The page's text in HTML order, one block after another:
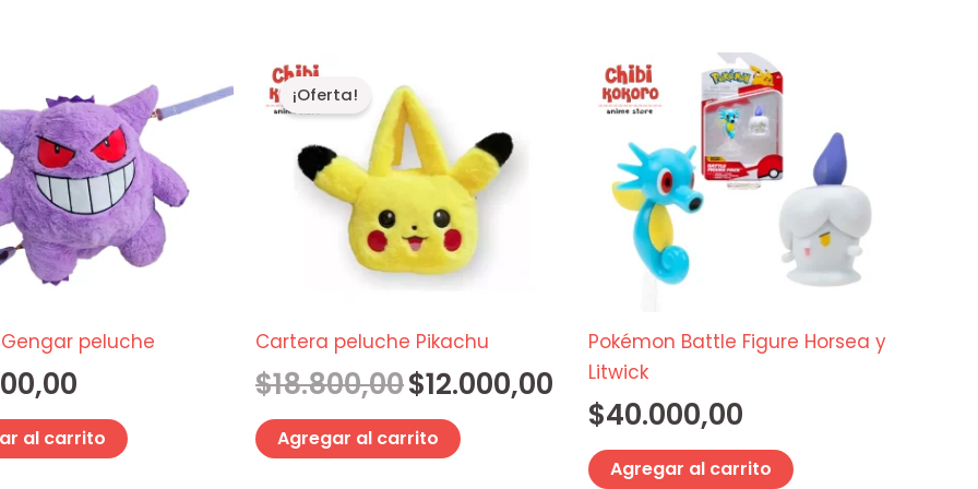
peluche
al carrito
¡Oferta!
Cartera peluche Pikachu
$18.800,00
precio
original
era:
$18.800,00.
$12.000,00
precio
actual
$12.000,00.
Agregar al carrito
Pokémon Battle Figure Horsea y
Litwick
$40.000,00
Agregar al carrito